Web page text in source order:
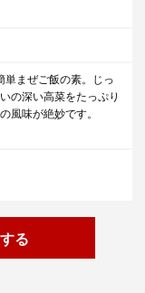
まぜご飯の素。じっ
の深い高菜をたっぷり
風味が絶妙です。
る